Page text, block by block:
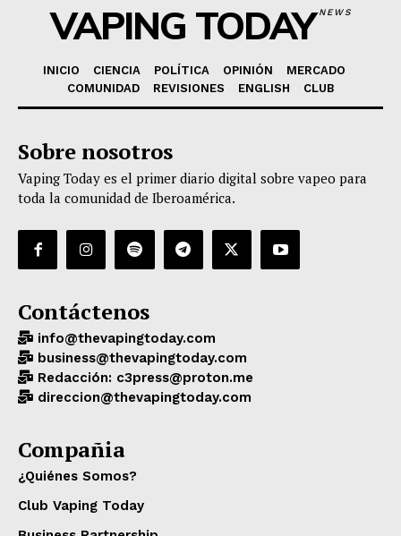
VAPING TODAYNEWS
INICIO CIENCIA POLÍTICA OPINIÓN
MERCADO
COMUNIDAD
REVISIONES ENGLISH CLUB
Sobre nosotros
Vaping Today es el primer diario digital sobre vapeo para
toda la comunidad de Iberoamérica.
Contáctenos
info@thevapingtoday.com
business@thevapingtoday.com
Redacción: c3press@proton.me
direccion@thevapingtoday.com
Compañia
¿Quiénes Somos?
Club Vaping Today